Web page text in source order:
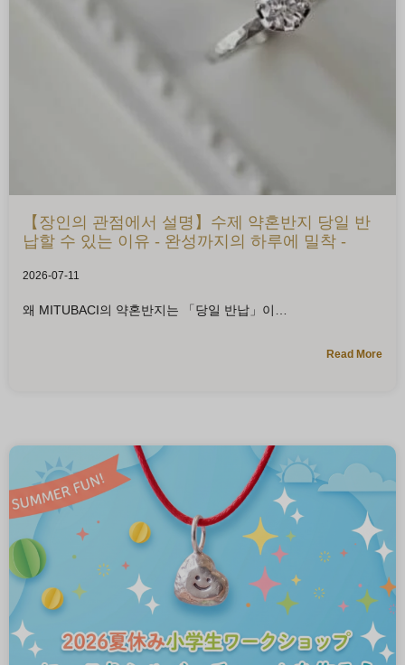
【장인의 관점에서 설명】수제 약혼반지 당일 반
납할 수 있는 이유 - 완성까지의 하루에 밀착 -
2026-07-11
왜 MITUBACI의 약혼반지는 「당일 반납」이
Read More